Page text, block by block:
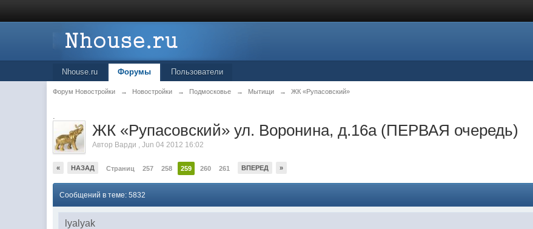
Nhouse.ru Форумы Пользователи
Форум Новостройки → Новостройки → Подмосковье → Мытищи → ЖК «Рупасовский»
.
ЖК «Рупасовский» ул. Воронина, д.16а (ПЕРВАЯ очередь)
Автор Варди ,Jun 04 2012 16:02
« НАЗАД Страниц 257 258 259 260 261 ВПЕРЕД »
Сообщений в теме: 5832
lyalyak